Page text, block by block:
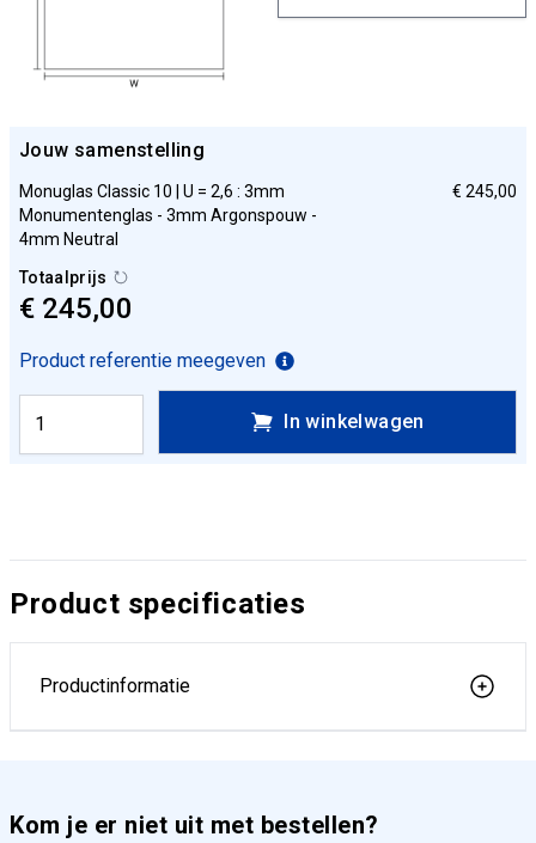
Jouw samenstelling
Monuglas Classic 10 | U = 2,6 : 3mm
Monumentenglas - 3mm Argonspouw -
4mm Neutral
€ 245,00
Totaalprijs
€ 245,00
Product referentie meegeven
In winkelwagen
Product specificaties
Productinformatie
Kom je er niet uit met bestellen?